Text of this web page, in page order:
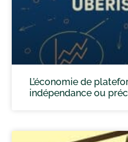
L’économie de
indépendance ou